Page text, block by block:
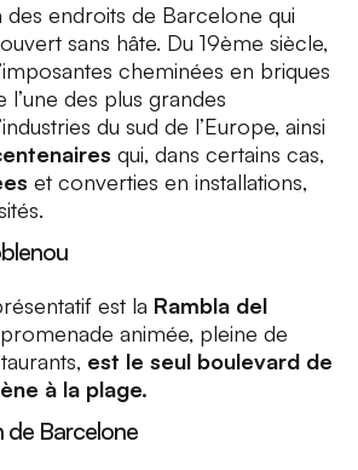
des endroits de Barcelone qui
sans hâte. Du 19ème siècle,
cheminées en briques
des plus grandes
du sud de l’Europe, ainsi
qui, dans certains cas,
et converties en installations,
est la Rambla del
animée, pleine de
est le seul boulevard de
à la plage.
de Barcelone